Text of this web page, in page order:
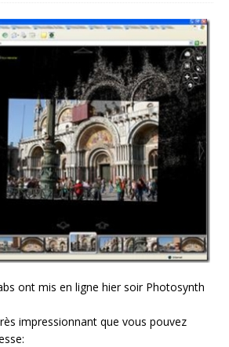
ont mis en ligne hier soir Photosynth
impressionnant que vous pouvez